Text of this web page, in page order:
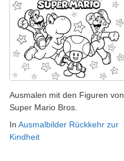
Ausmalen mit den Figuren von
Super Mario Bros.
In Ausmalbilder Rückkehr zur
Kindheit